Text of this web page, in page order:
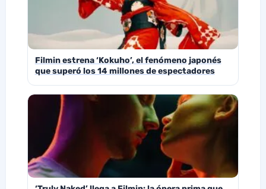
Filmin estrena ‘Kokuho’, el fenómeno japonés
que superó los 14 millones de espectadores